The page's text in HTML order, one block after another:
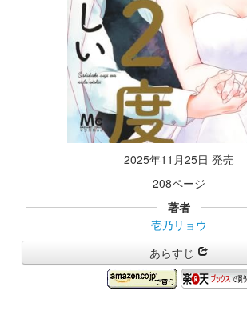
2025年11月25日 発売
208ページ
著者
壱乃リョウ
あらすじ